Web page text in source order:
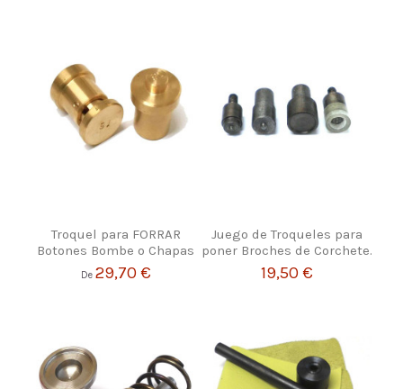
Troquel para FORRAR
Botones Bombe o Chapas
De 29,70 €
Juego de Troqueles para
poner Broches de Corchete.
19,50 €